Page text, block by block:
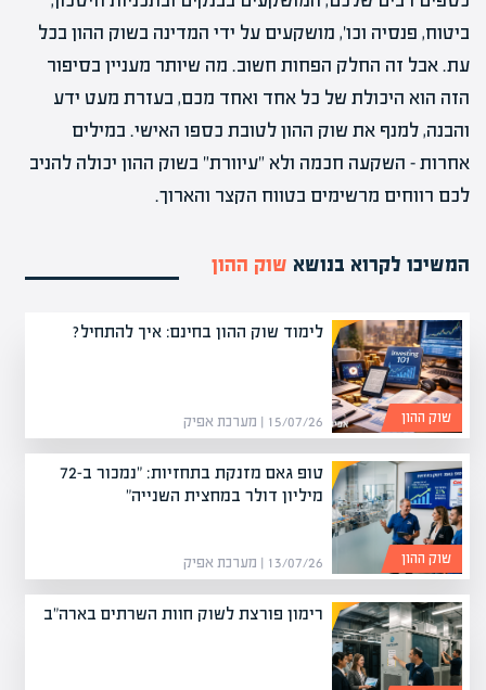
ביטוח, פנסיה וכו', מושקעים על ידי המדינה בשוק ההון בכל
עת. אבל זה החלק הפחות חשוב. מה שיותר מעניין בסיפור
הזה הוא היכולת של כל אחד ואחד מכם, בעזרת מעט ידע
והבנה, למנף את שוק ההון לטובת כספו האישי. במילים
אחרות – השקעה חכמה ולא "עיוורת" בשוק ההון יכולה להניב
לכם רווחים מרשימים בטווח הקצר והארוך.
המשיכו לקרוא בנושא שוק ההון
לימוד שוק ההון בחינם: איך להתחיל?
15/07/26 | מערכת אפיק שוק ההון
טופ גאם מזנקת בתחזיות: "נמכור ב-72
מיליון דולר במחצית השנייה"
13/07/26 | מערכת אפיק שוק ההון
רימון פורצת לשוק חוות השרתים בארה"ב